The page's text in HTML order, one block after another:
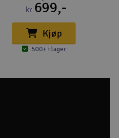
kr 699,-
Kjøp
500+ i lager